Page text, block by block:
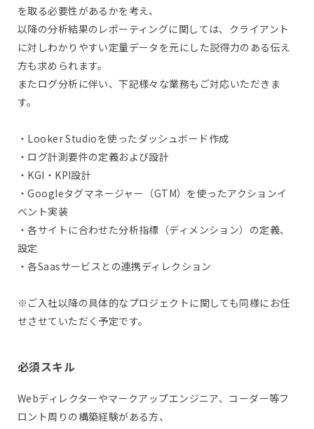
を取る必要性があるかを考え、
以降の分析結果のレポーティングに関しては、クライアント
に対しわかりやすい定量データを元にした説得力のある伝え
方も求められます。
またログ分析に伴い、下記様々な業務もご対応いただきま
す。
・Looker Studioを使ったダッシュボード作成
・ログ計測要件の定義および設計
・KGI・KPI設計
・Googleタグマネージャー（GTM）を使ったアクションイ
ベント実装
・各サイトに合わせた分析指標（ディメンション）の定義、
設定
・各Saasサービスとの連携ディレクション
※ご入社以降の具体的なプロジェクトに関しても同様にお任
せさせていただく予定です。
必須スキル
Webディレクターやマークアップエンジニア、コーダー等フ
ロント周りの構築経験がある方、